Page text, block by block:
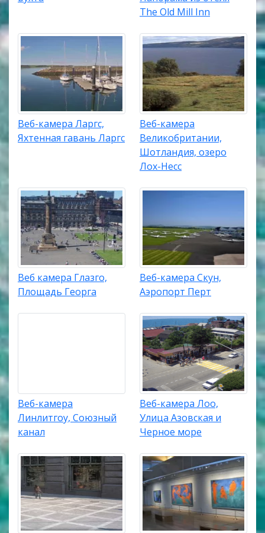
The Old Mill Inn
Веб-камера Ларгс,
Яхтенная гавань Ларгс
Веб-камера
Великобритании,
Шотландия, озеро
Лох-Несс
Веб камера Глазго,
Площадь Георга
Веб-камера Скун,
Аэропорт Перт
Веб-камера
Линлитгоу, Союзный
канал
Веб-камера Лоо,
Улица Азовская и
Черное море